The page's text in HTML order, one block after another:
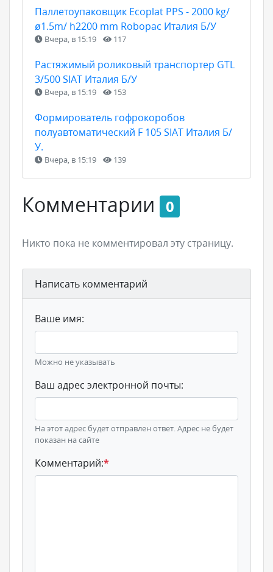
Паллетоупаковщик Ecoplat PPS - 2000 kg/
ø1.5m/ h2200 mm Robopac Италия Б/У
Вчера, в 15:19 117
Растяжимый роликовый транспортер GTL
3/500 SIAT Италия Б/У
Вчера, в 15:19 153
Формирователь гофрокоробов
полуавтоматический F 105 SIAT Италия Б/
У.
Вчера, в 15:19 139
Комментарии 0
Никто пока не комментировал эту страницу.
Написать комментарий
Ваше имя:
Можно не указывать
Ваш адрес электронной почты:
На этот адрес будет отправлен ответ. Адрес не будет
показан на сайте
Комментарий:*